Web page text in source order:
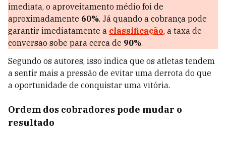
imediata, o aproveitamento médio foi de
aproximadamente 60%. Já quando a cobrança pode
garantir imediatamente a classificação, a taxa de
conversão sobe para cerca de 90%.
Segundo os autores, isso indica que os atletas tendem
a sentir mais a pressão de evitar uma derrota do que
a oportunidade de conquistar uma vitória.
Ordem dos cobradores pode mudar o
resultado